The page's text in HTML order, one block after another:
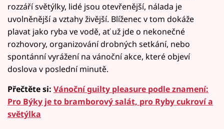
rozzáří světýlky, lidé jsou otevřenější, nálada je
uvolněnější a vztahy živější. Blíženec v tom dokáže
plavat jako ryba ve vodě, ať už jde o nekonečné
rozhovory, organizování drobných setkání, nebo
spontánní vyrážení na vánoční akce, které objeví
doslova v poslední minutě.
Přečtěte si: Vánoční guilty pleasure podle znamení:
Pro Býky je to bramborový salát, pro Ryby cukroví a
světýlka